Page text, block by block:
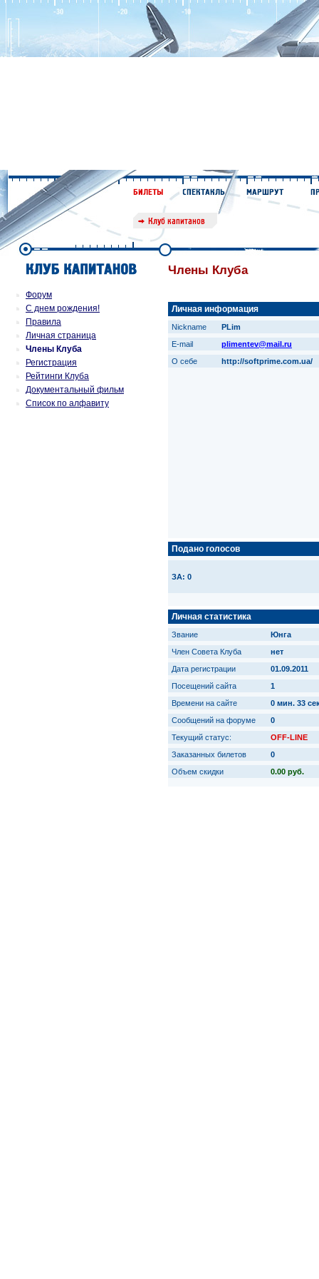
Форум
С днем рождения!
Правила
Личная страница
Члены Клуба
Регистрация
Рейтинги Клуба
Документальный фильм
Список по алфавиту
Члены Клуба
Личная информация
Nickname
PLim
E-mail
plimentev@mail.ru
О себе
http://softprime.com.ua/
Подано голосов
ЗА: 0
Личная статистика
Звание
Юнга
Член Совета Клуба
нет
Дата регистрации
01.09.2011
Посещений сайта
1
Времени на сайте
0 мин. 33
Сообщений на форуме
0
Текущий статус:
OFF-LINE
Заказанных билетов
0
Объем скидки
0.00 руб.